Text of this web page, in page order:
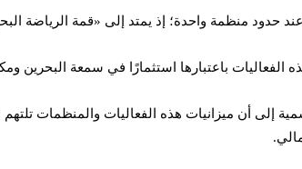
الرياضة البحرينية 2026» التي انطلقت مؤخرًا بمشاركة عشرات المتحدثين الدوليين، إلى جانب بطولات «الرجل القوي» المرتقبة في أبريل/
باعتبارها استثمارًا في سمعة البحرين